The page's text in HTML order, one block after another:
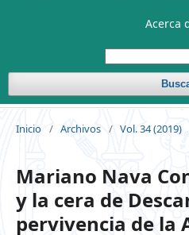
Acerca
Inicio / Archivos / Vol. 34 (2019)
Mariano Nava
y la cera de
pervivencia de la